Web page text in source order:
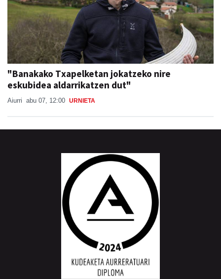
"Banakako Txapelketan jokatzeko nire
eskubidea aldarrikatzen dut"
Aiurri abu 07, 12:00 URNIETA